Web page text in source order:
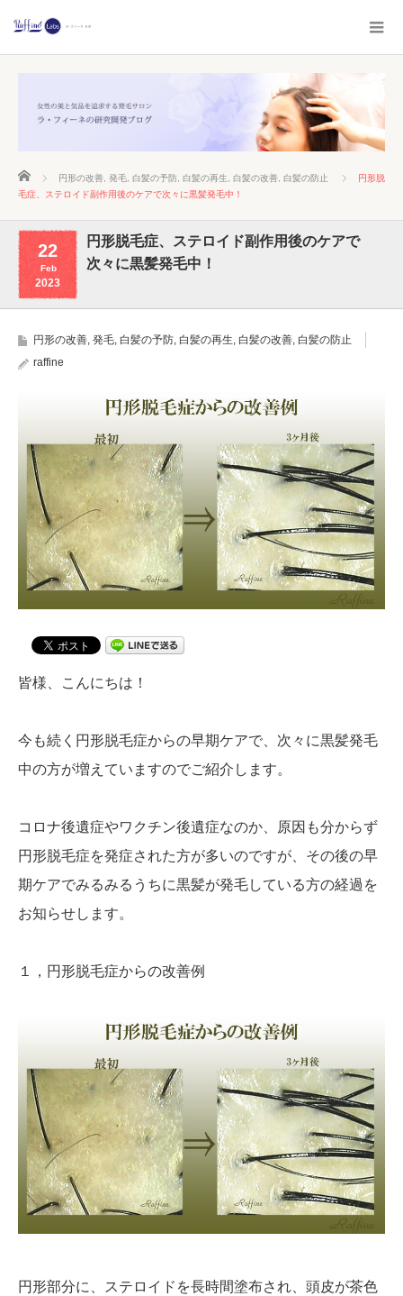
ホーム 円形の改善 発毛 白髪の予防 白髪の再生 白髪の改善 白髪の防止
円形脱
毛症、ステロイド副作用後のケアで次々に黒髪発毛中！
22
Feb
2023
円形脱毛症、ステロイド副作用後のケアで
次々に黒髪発毛中！
円形の改善 発毛 白髪の予防 白髪の再生 白髪の改善 白髪の防止
raffine
皆様、こんにちは！
今も続く円形脱毛症からの早期ケアで、次々に黒髪発毛
中の方が増えていますのでご紹介します。
コロナ後遺症やワクチン後遺症なのか、原因も分からず
円形脱毛症を発症された方が多いのですが、その後の早
期ケアでみるみるうちに黒髪が発毛している方の経過を
お知らせします。
１，円形脱毛症からの改善例
円形部分に、ステロイドを長時間塗布され、頭皮が茶色